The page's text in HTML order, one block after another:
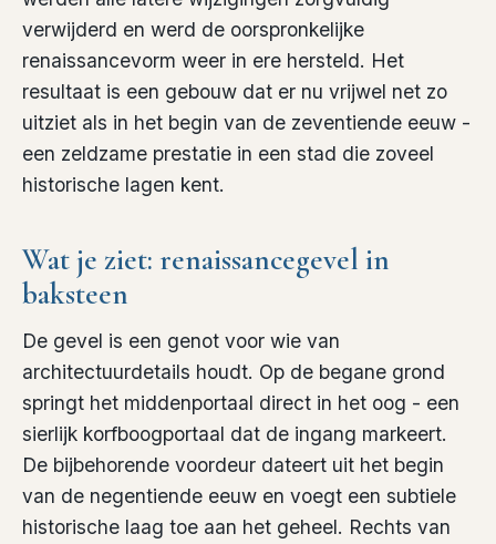
verwijderd en werd de oorspronkelijke
renaissancevorm weer in ere hersteld. Het
resultaat is een gebouw dat er nu vrijwel net zo
uitziet als in het begin van de zeventiende eeuw -
een zeldzame prestatie in een stad die zoveel
historische lagen kent.
Wat je ziet: renaissancegevel in
baksteen
De gevel is een genot voor wie van
architectuurdetails houdt. Op de begane grond
springt het middenportaal direct in het oog - een
sierlijk korfboogportaal dat de ingang markeert.
De bijbehorende voordeur dateert uit het begin
van de negentiende eeuw en voegt een subtiele
historische laag toe aan het geheel. Rechts van